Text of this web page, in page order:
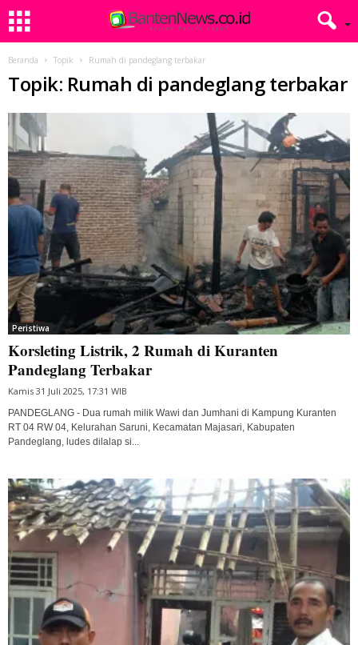
Beranda Topik Rumah di pandeglang terbakar
Topik: Rumah di pandeglang terbakar
Peristiwa
Korsleting Listrik, 2 Rumah di Kuranten
Pandeglang Terbakar
Kamis 31 Juli 2025, 17:31 WIB
PANDEGLANG - Dua rumah milik Wawi dan Jumhani di Kampung Kuranten
RT 04 RW 04, Kelurahan Saruni, Kecamatan Majasari, Kabupaten
Pandeglang, ludes dilalap si...